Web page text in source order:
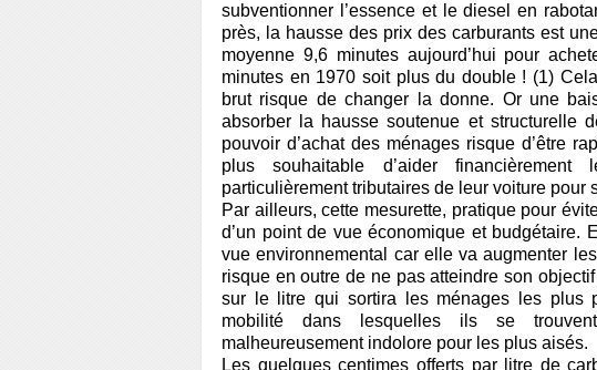
subventionner l’essence et le diesel en
près, la hausse des prix des carburants est
moyenne 9,6 minutes aujourd’hui pour
minutes en 1970 soit plus du double ! (1)
brut risque de changer la donne. Or une
absorber la hausse soutenue et structurelle
pouvoir d’achat des ménages risque d’être
plus souhaitable d’aider
particulièrement tributaires de leur voiture pour
Par ailleurs, cette mesurette, pratique pour
d’un point de vue économique et budgétaire.
vue environnemental car elle va augmenter
risque en outre de ne pas atteindre son
sur le litre qui sortira les ménages les plus
mobilité dans lesquelles ils se
malheureusement indolore pour les plus aisés.
Les quelques centimes offerts par litre de